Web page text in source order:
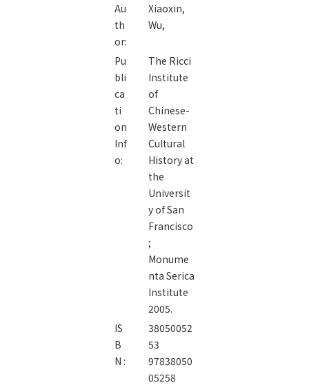
Au
th
or:
Xiaoxin,
Wu,
Pu
bli
ca
ti
on
Inf
o:
The Ricci
Institute
of
Chinese-
Western
Cultural
History at
the
Universit
y of San
Francisco
;
Monume
nta Serica
Institute
2005.
IS
B
N :
38050052
53
97838050
05258